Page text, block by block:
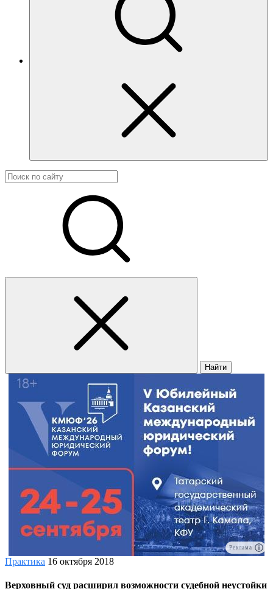
Найти
Реклама
Практика 16 октября 2018
Верховный суд расширил возможности судебной неустойки